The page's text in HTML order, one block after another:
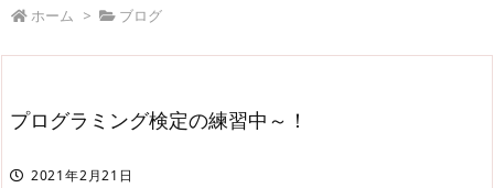
ホーム > ブログ
プログラミング検定の練習中～！
2021年2月21日